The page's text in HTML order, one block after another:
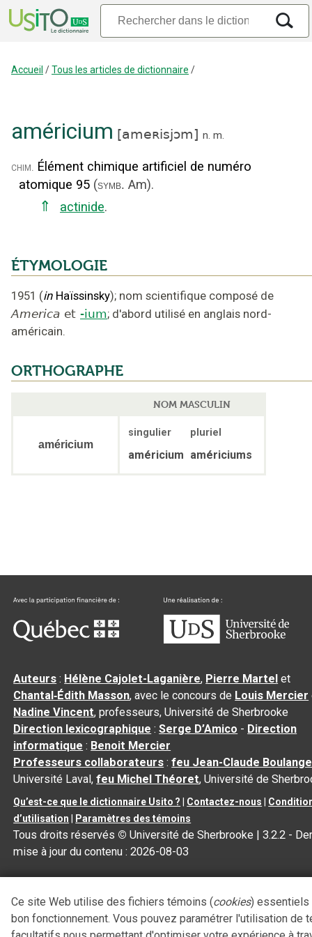
Accueil /Tous les articles de dictionnaire /
américium [ameʀisjɔm] n. m.
chim. Élément chimique artificiel de numéro
atomique 95 (symb. Am).
⇑ actinide.
ÉTYMOLOGIE
1951 (in Haïssinsky); nom scientifique composé de
America et -ium; d'abord utilisé en anglais nord-
américain.
ORTHOGRAPHE
NOM MASCULIN
américium
singulier pluriel
américium américiums
Auteurs : Hélène Cajolet-Laganière, Pierre Martel et
Chantal‑Édith Masson, avec le concours de Louis Mercier
Nadine Vincent, professeurs, Université de Sherbrooke
Direction lexicographique :Serge D’Amico - Direction
informatique : Benoit Mercier
Professeurs collaborateurs :feu Jean-Claude
Université Laval,feu Michel Théoret, Université de
Qu’est-ce que le dictionnaire Usito ? | Contactez-nous |
d’utilisation | Paramètres des témoins
Tous droits réservés © Université de Sherbrooke |3.2.2 -
mise à jour du contenu :2026-08-03
Ce site Web utilise des fichiers témoins (cookies) essentiels
bon fonctionnement. Vous pouvez paramétrer l'utilisation de